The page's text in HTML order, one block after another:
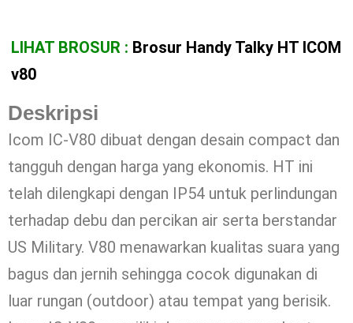
LIHAT BROSUR : Brosur Handy Talky HT ICOM
v80
Deskripsi
Icom IC-V80 dibuat dengan desain compact dan
tangguh dengan harga yang ekonomis. HT ini
telah dilengkapi dengan IP54 untuk perlindungan
terhadap debu dan percikan air serta berstandar
US Military. V80 menawarkan kualitas suara yang
bagus dan jernih sehingga cocok digunakan di
luar rungan (outdoor) atau tempat yang berisik.